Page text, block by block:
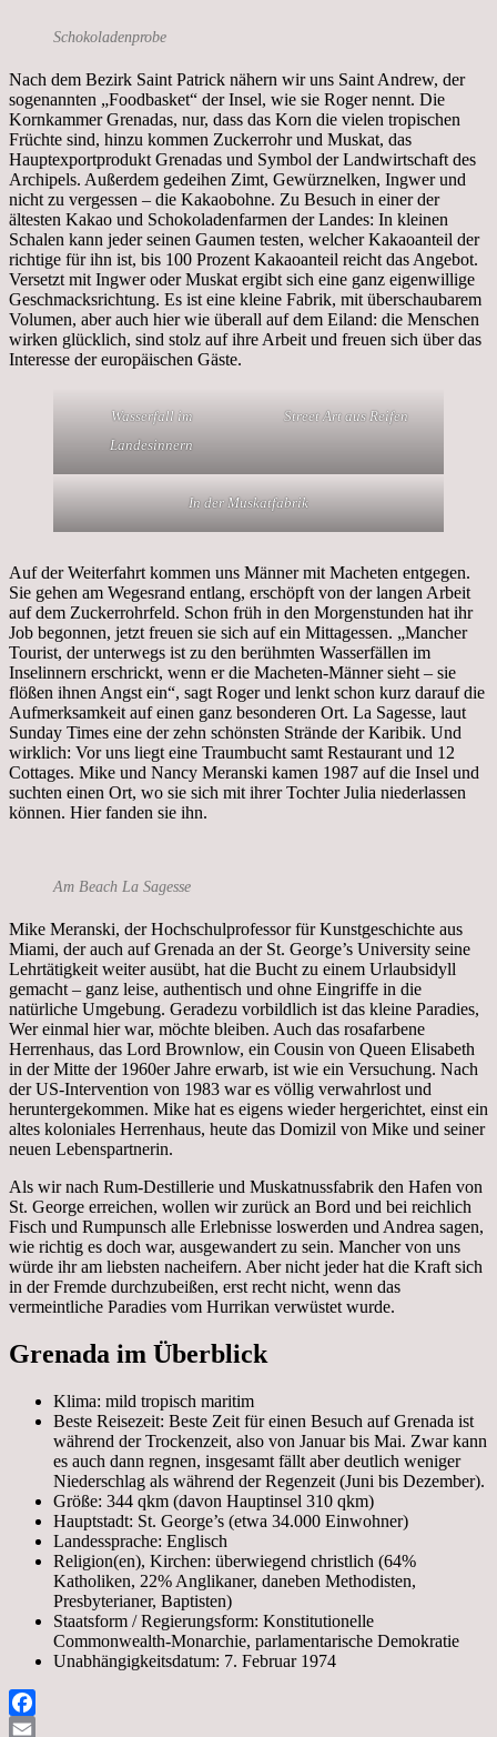
Schokoladenprobe
Nach dem Bezirk Saint Patrick nähern wir uns Saint Andrew, der
sogenannten „Foodbasket“ der Insel, wie sie Roger nennt. Die
Kornkammer Grenadas, nur, dass das Korn die vielen tropischen
Früchte sind, hinzu kommen Zuckerrohr und Muskat, das
Hauptexportprodukt Grenadas und Symbol der Landwirtschaft des
Archipels. Außerdem gedeihen Zimt, Gewürznelken, Ingwer und
nicht zu vergessen – die Kakaobohne. Zu Besuch in einer der
ältesten Kakao und Schokoladenfarmen der Landes: In kleinen
Schalen kann jeder seinen Gaumen testen, welcher Kakaoanteil der
richtige für ihn ist, bis 100 Prozent Kakaoanteil reicht das Angebot.
Versetzt mit Ingwer oder Muskat ergibt sich eine ganz eigenwillige
Geschmacksrichtung. Es ist eine kleine Fabrik, mit überschaubarem
Volumen, aber auch hier wie überall auf dem Eiland: die Menschen
wirken glücklich, sind stolz auf ihre Arbeit und freuen sich über das
Interesse der europäischen Gäste.
Wasserfall im
Landesinnern
Street Art aus Reifen
In der Muskatfabrik
Auf der Weiterfahrt kommen uns Männer mit Macheten entgegen.
Sie gehen am Wegesrand entlang, erschöpft von der langen Arbeit
auf dem Zuckerrohrfeld. Schon früh in den Morgenstunden hat ihr
Job begonnen, jetzt freuen sie sich auf ein Mittagessen. „Mancher
Tourist, der unterwegs ist zu den berühmten Wasserfällen im
Inselinnern erschrickt, wenn er die Macheten-Männer sieht – sie
flößen ihnen Angst ein“, sagt Roger und lenkt schon kurz darauf die
Aufmerksamkeit auf einen ganz besonderen Ort. La Sagesse, laut
Sunday Times eine der zehn schönsten Strände der Karibik. Und
wirklich: Vor uns liegt eine Traumbucht samt Restaurant und 12
Cottages. Mike und Nancy Meranski kamen 1987 auf die Insel und
suchten einen Ort, wo sie sich mit ihrer Tochter Julia niederlassen
können. Hier fanden sie ihn.
Am Beach La Sagesse
Mike Meranski, der Hochschulprofessor für Kunstgeschichte aus
Miami, der auch auf Grenada an der St. George’s University seine
Lehrtätigkeit weiter ausübt, hat die Bucht zu einem Urlaubsidyll
gemacht – ganz leise, authentisch und ohne Eingriffe in die
natürliche Umgebung. Geradezu vorbildlich ist das kleine Paradies,
Wer einmal hier war, möchte bleiben. Auch das rosafarbene
Herrenhaus, das Lord Brownlow, ein Cousin von Queen Elisabeth
in der Mitte der 1960er Jahre erwarb, ist wie ein Versuchung. Nach
der US-Intervention von 1983 war es völlig verwahrlost und
heruntergekommen. Mike hat es eigens wieder hergerichtet, einst ein
altes koloniales Herrenhaus, heute das Domizil von Mike und seiner
neuen Lebenspartnerin.
Als wir nach Rum-Destillerie und Muskatnussfabrik den Hafen von
St. George erreichen, wollen wir zurück an Bord und bei reichlich
Fisch und Rumpunsch alle Erlebnisse loswerden und Andrea sagen,
wie richtig es doch war, ausgewandert zu sein. Mancher von uns
würde ihr am liebsten nacheifern. Aber nicht jeder hat die Kraft sich
in der Fremde durchzubeißen, erst recht nicht, wenn das
vermeintliche Paradies vom Hurrikan verwüstet wurde.
Grenada im Überblick
Klima: mild tropisch maritim
Beste Reisezeit: Beste Zeit für einen Besuch auf Grenada ist
während der Trockenzeit, also von Januar bis Mai. Zwar kann
es auch dann regnen, insgesamt fällt aber deutlich weniger
Niederschlag als während der Regenzeit (Juni bis Dezember).
Größe: 344 qkm (davon Hauptinsel 310 qkm)
Hauptstadt: St. George’s (etwa 34.000 Einwohner)
Landessprache: Englisch
Religion(en), Kirchen: überwiegend christlich (64%
Katholiken, 22% Anglikaner, daneben Methodisten,
Presbyterianer, Baptisten)
Staatsform / Regierungsform: Konstitutionelle
Commonwealth-Monarchie, parlamentarische Demokratie
Unabhängigkeitsdatum: 7. Februar 1974
Facebook